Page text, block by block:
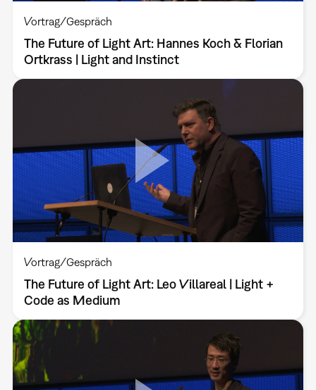
Vortrag/Gespräch
The Future of Light Art: Hannes Koch & Florian
Ortkrass | Light and Instinct
Vortrag/Gespräch
The Future of Light Art: Leo Villareal | Light +
Code as Medium